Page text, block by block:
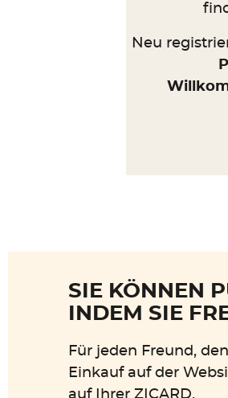
Neu
SIE KÖNNEN
INDEM SIE
Für jeden Freund,
Einkauf auf der
auf Ihrer ZICARD.